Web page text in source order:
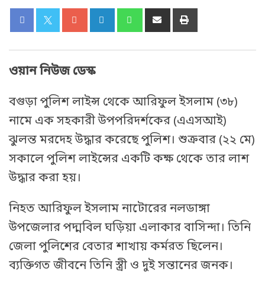
ওয়ান নিউজ ডেস্ক
বগুড়া পুলিশ লাইন্স থেকে আরিফুল ইসলাম (৩৮)
নামে এক সহকারী উপপরিদর্শকের (এএসআই)
ঝুলন্ত মরদেহ উদ্ধার করেছে পুলিশ। শুক্রবার (২২ মে)
সকালে পুলিশ লাইন্সের একটি কক্ষ থেকে তার লাশ
উদ্ধার করা হয়।
নিহত আরিফুল ইসলাম নাটোরের নলডাঙ্গা
উপজেলার পদ্মবিল ঘড়িয়া এলাকার বাসিন্দা। তিনি
জেলা পুলিশের বেতার শাখায় কর্মরত ছিলেন।
ব্যক্তিগত জীবনে তিনি স্ত্রী ও দুই সন্তানের জনক।